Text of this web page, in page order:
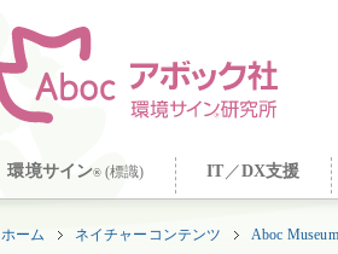
環境サイン® (標識) IT ／DX支援
ホーム ネイチャーコンテンツ Aboc Museum